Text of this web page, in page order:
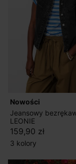
nowości
Jeansowy
LEONIE
159,90 zł
3 kolory